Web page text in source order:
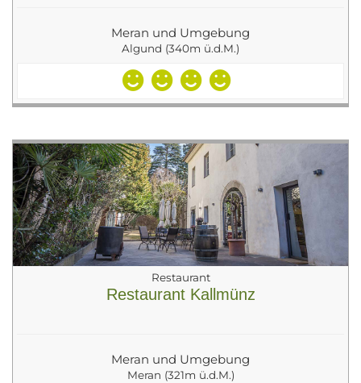
Meran und Umgebung
Algund (340m ü.d.M.)
Restaurant
Restaurant Kallmünz
Meran und Umgebung
Meran (321m ü.d.M.)